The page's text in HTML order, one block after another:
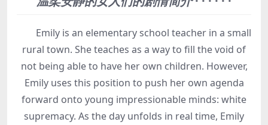
Emily is an elementary school teacher in a small
rural town. She teaches as a way to fill the void of
not being able to have her own children. However,
Emily uses this position to push her own agenda
forward onto young impressionable minds: white
supremacy. As the day unfolds in real time, Emily